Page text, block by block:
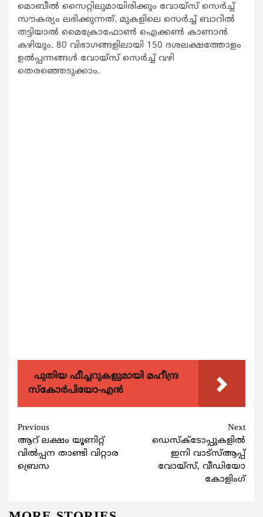
മൊബീല്‍ സൈറ്റിലുമായിരിക്കും വോയ്‌സ് സെര്‍ച്ച്
സൗകര്യം ലഭിക്കുന്നത്. മുകളിലെ സെര്‍ച്ച് ബാറില്‍
തട്ടിയാല്‍ മൈക്രോഫോണ്‍ ഐക്കണ്‍ കാണാന്‍
കഴിയും. 80 വിഭാഗങ്ങളിലായി 150 ദശലക്ഷത്തോളം
ഉല്‍പ്പന്നങ്ങള്‍ വോയ്‌സ് സെര്‍ച്ച് വഴി
തെരഞ്ഞെടുക്കാം.
പുതിയ ഫീച്ചറുകളുമായി മഹീന്ദ്ര
സ്കോർപിയോ-എൻ
Continue
Reading
Previous
ആറ് ലക്ഷം യൂണിറ്റ്
വില്‍പ്പന താണ്ടി വിറ്റാര
ബ്രെസ
Next
ഡെസ്‌ക്‌ടോപ്പുകളില്‍
ഇനി വാട്‌സ്ആപ്പ്
വോയ്‌സ്, വീഡിയോ
കോളിംഗ്